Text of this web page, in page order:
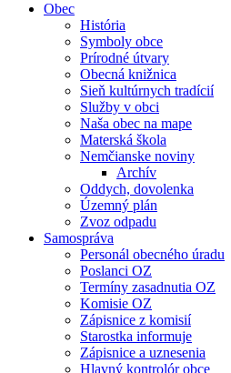
Obec
História
Symboly obce
Prírodné útvary
Obecná knižnica
Sieň kultúrnych tradícií
Služby v obci
Naša obec na mape
Materská škola
Nemčianske noviny
Archív
Oddych, dovolenka
Územný plán
Zvoz odpadu
Samospráva
Personál obecného úradu
Poslanci OZ
Termíny zasadnutia OZ
Komisie OZ
Zápisnice z komisií
Starostka informuje
Zápisnice a uznesenia
Hlavný kontrolór obce